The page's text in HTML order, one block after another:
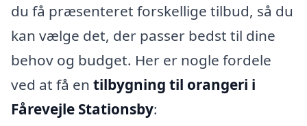
du få præsenteret forskellige tilbud, så du
kan vælge det, der passer bedst til dine
behov og budget. Her er nogle fordele
ved at få en tilbygning til orangeri i
Fårevejle Stationsby: